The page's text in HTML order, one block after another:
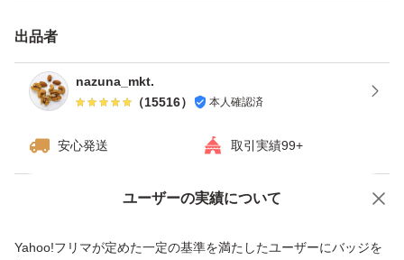
★ドライフルーツとナッツのミックスは発送日の袋詰めで
もナッツがしけてしまう可能性がございます。ご理解・ご
了承下さい
出品者
nazuna_mkt.
（15516） 本人確認済
安心発送 取引実績99+
ユーザーの実績について
Yahoo!フリマが定めた一定の基準を満たしたユーザーにバッジを
価格の相談 商品への質問